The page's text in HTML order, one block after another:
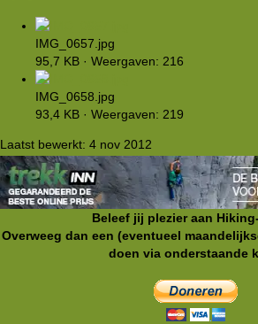
IMG_0657.jpg
95,7 KB · Weergaven: 216
IMG_0658.jpg
93,4 KB · Weergaven: 219
Laatst bewerkt: 4 nov 2012
Beleef jij plezier aan
Overweeg dan een (eventueel
doen via onderstaande